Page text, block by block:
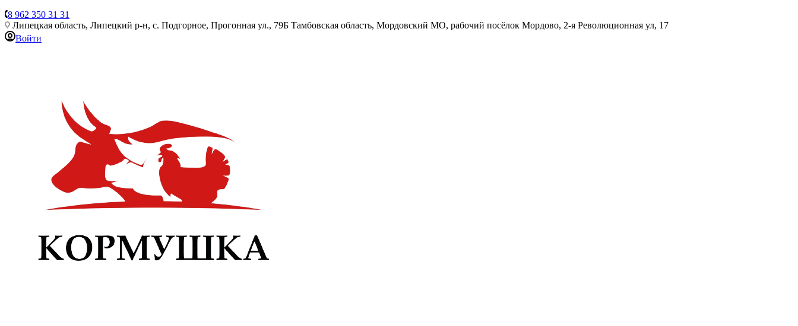
8 962 350 31 31
Липецкая область, Липецкий р-н, с. Подгорное, Прогонная ул., 79Б Тамбовская область, Мордовский МО, рабочий посёлок Мордово, 2-я Революционная ул, 17
Войти